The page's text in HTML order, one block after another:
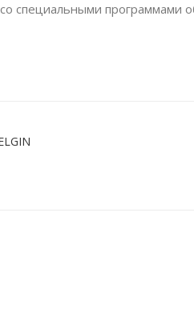
специальными